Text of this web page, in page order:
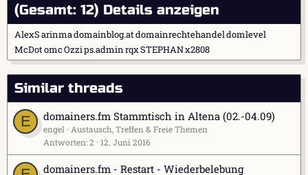
(Gesamt: 12) Details anzeigen
AlexSarinmadomainblog.atdomainrechtehandeldomlevel
McDotomcOzzips.adminrqxSTEPHANx2808
Similar threads
E
domainers.fm Stammtisch in Altena (02.-04.09)
engel
Austausch, Treffen & Freie Themen
Antworten 2 12. Juni 2016
domainers.fm - Restart - Wiederbelebung